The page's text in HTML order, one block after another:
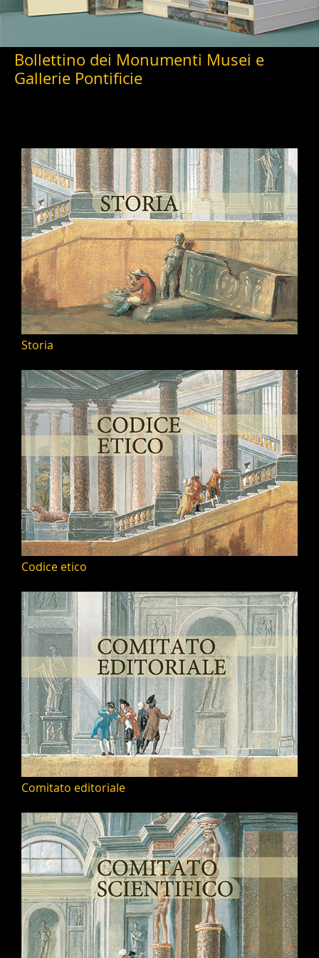
Bollettino dei Monumenti Musei e
Gallerie Pontificie
Storia
Codice etico
Comitato editoriale